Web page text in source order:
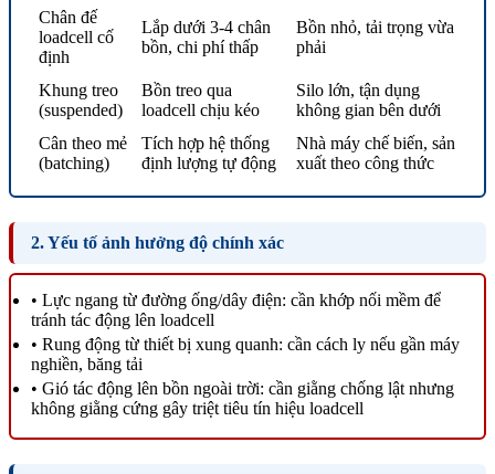
Chân đế
loadcell cố
định
Lắp dưới 3-4 chân
bồn, chi phí thấp
Bồn nhỏ, tải trọng vừa
phải
Khung treo
(suspended)
Bồn treo qua
loadcell chịu kéo
Silo lớn, tận dụng
không gian bên dưới
Cân theo mẻ
(batching)
Tích hợp hệ thống
định lượng tự động
Nhà máy chế biến, sản
xuất theo công thức
2. Yếu tố ảnh hưởng độ chính xác
• Lực ngang từ đường ống/dây điện: cần khớp nối mềm để
tránh tác động lên loadcell
• Rung động từ thiết bị xung quanh: cần cách ly nếu gần máy
nghiền, băng tải
• Gió tác động lên bồn ngoài trời: cần giằng chống lật nhưng
không giằng cứng gây triệt tiêu tín hiệu loadcell